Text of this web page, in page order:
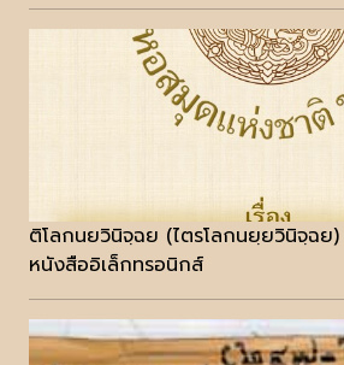
ติโลกนยวินิจฺฉย (ไตรโลกนยฺยวินิจฺฉย
หนังสืออิเล็กทรอนิกส์